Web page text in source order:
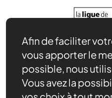
Adhérer, s’affilier
Nos ressources
Productions et bilans des
Notre rôle
Actualités
Afin de faciliter
vous apporter le
possible, nous
Vous avez la